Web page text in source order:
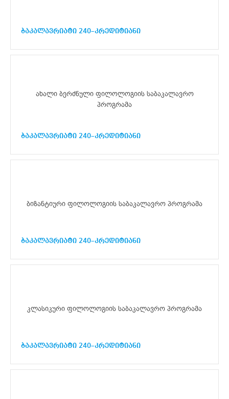
ბაკალავრიატი 240–კრედიტიანი
ახალი ბერძნული ფილოლოგიის საბაკალავრო
პროგრამა
ბაკალავრიატი 240–კრედიტიანი
ბიზანტიური ფილოლოგიის საბაკალავრო პროგრამა
ბაკალავრიატი 240–კრედიტიანი
კლასიკური ფილოლოგიის საბაკალავრო პროგრამა
ბაკალავრიატი 240–კრედიტიანი